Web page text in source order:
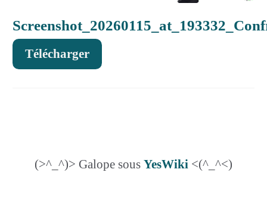
Télécharger
(>^_^)> Galope sous YesWiki <(^_^<)